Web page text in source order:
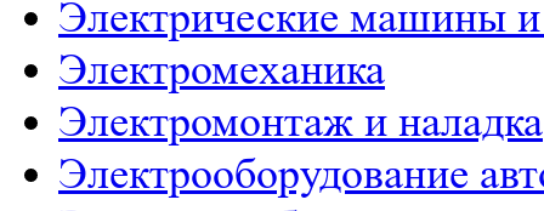
Электрические машины
Электромеханика
Электромонтаж и наладка
Электрооборудование